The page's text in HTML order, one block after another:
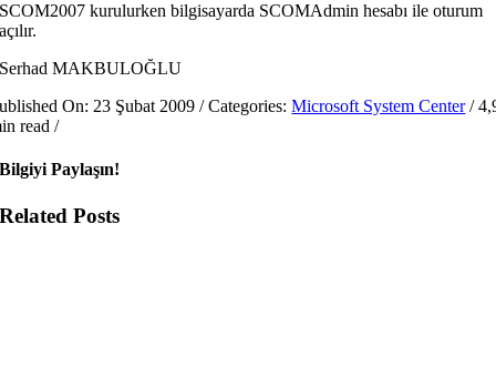
SCOM2007 kurulurken bilgisayarda SCOMAdmin hesabı ile oturum
açılır.
Serhad MAKBULOĞLU
On: 23 Şubat 2009 /Categories:Microsoft System Center/
read /
Bilgiyi Paylaşın!
Related Posts